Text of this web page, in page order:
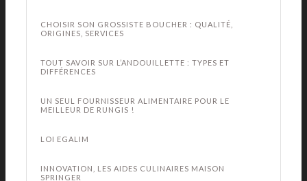
CHOISIR SON GROSSISTE BOUCHER : QUALITÉ,
ORIGINES, SERVICES
TOUT SAVOIR SUR L’ANDOUILLETTE : TYPES ET
DIFFÉRENCES
UN SEUL FOURNISSEUR ALIMENTAIRE POUR LE
MEILLEUR DE RUNGIS !
LOI EGALIM
INNOVATION, LES AIDES CULINAIRES MAISON
SPRINGER